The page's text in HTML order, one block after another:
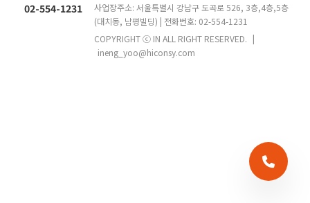
02-554-1231
사업장주소: 서울특별시 강남구 도곡로 526, 3층,4층,5층
(대치동, 남평빌딩) | 전화번호: 02-554-1231
COPYRIGHT ⓒ IN ALL RIGHT RESERVED. |
ineng_yoo@hiconsy.com